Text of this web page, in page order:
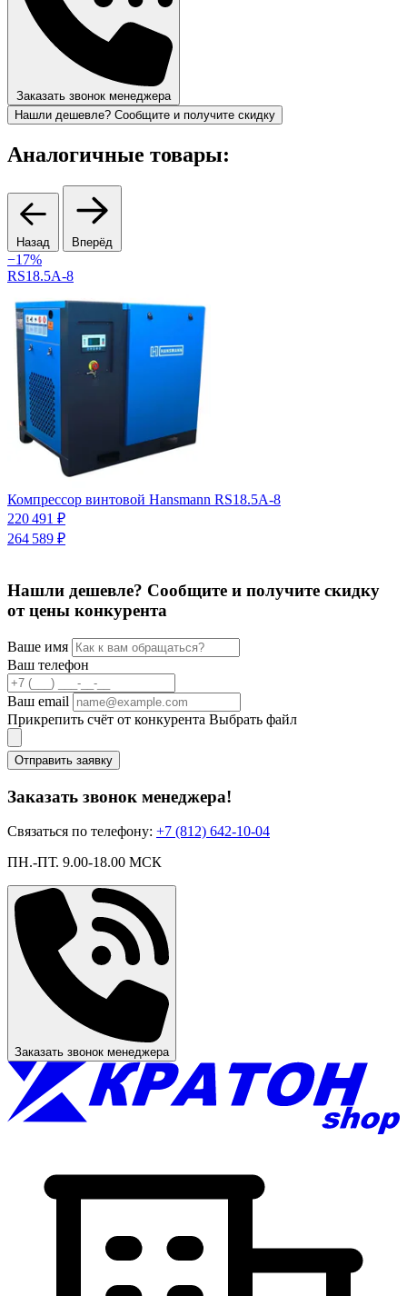
Заказать звонок менеджера
Нашли дешевле? Сообщите и получите скидку
Аналогичные товары:
Назад Вперёд
−17%
RS18.5A-8
Компрессор винтовой Hansmann RS18.5A-8
220 491 ₽
264 589 ₽
Нашли дешевле? Сообщите и получите скидку
от цены конкурента
Ваше имя
Ваш телефон
Ваш email
Прикрепить счёт от конкурента Выбрать файл
Отправить заявку
Заказать звонок менеджера!
Связаться по телефону: +7 (812) 642-10-04
ПН.-ПТ. 9.00-18.00 МСК
Заказать звонок менеджера